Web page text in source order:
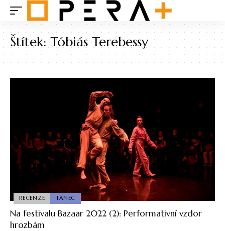
Štítek:Tóbiás Terebessy
RECENZE TANEC
Na festivalu Bazaar 2022 (2): Performativní vzdor
hrozbám